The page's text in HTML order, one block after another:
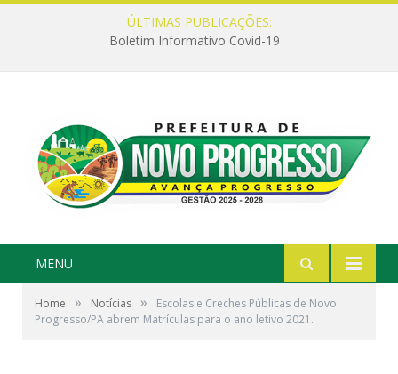
ÚLTIMAS PUBLICAÇÕES:
Boletim Informativo Covid-19
MENU
Home » Notícias »
Escolas e Creches Públicas de Novo
Progresso/PA abrem Matrículas para o ano letivo 2021.